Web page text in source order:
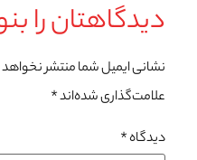
دیدگاهتان را
نشانی ایمیل شما منتشر
علامت‌گذاری شده‌اند*
دیدگاه*